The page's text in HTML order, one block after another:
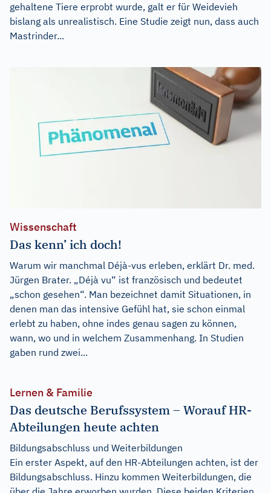
gehaltene Tiere erprobt wurde, galt er für Weidevieh
bislang als unrealistisch. Eine Studie zeigt nun, dass auch
Mastrinder...
Wissenschaft
Das kenn’ ich doch!
Warum wir manchmal Déjà-vus erleben, erklärt Dr. med.
Jürgen Brater. „Déjà vu“ ist französisch und bedeutet
„schon gesehen“. Man bezeichnet damit Situationen, in
denen man das intensive Gefühl hat, sie schon einmal
erlebt zu haben, ohne indes genau sagen zu können,
wann, wo und in welchem Zusammenhang. In Studien
gaben rund zwei...
Lernen & Familie
Das deutsche Berufssystem – Worauf HR-
Abteilungen heute achten
Bildungsabschluss und Weiterbildungen
Ein erster Aspekt, auf den HR-Abteilungen achten, ist der
Bildungsabschluss. Hinzu kommen Weiterbildungen, die